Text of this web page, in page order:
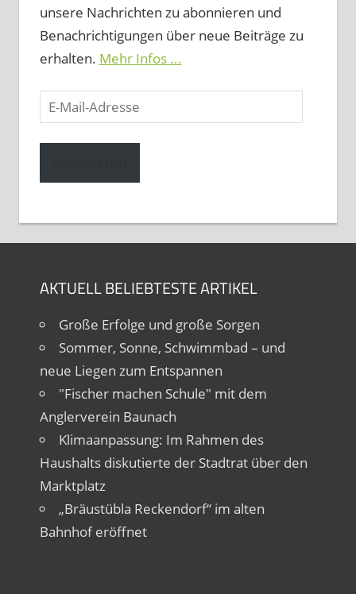
unsere Nachrichten zu abonnieren und
Benachrichtigungen über neue Beiträge zu
erhalten. Mehr Infos ...
E-
Mail-
Adresse
AKTUELL BELIEBTESTE ARTIKEL
Große Erfolge und große Sorgen
Sommer, Sonne, Schwimmbad – und
neue Liegen zum Entspannen
"Fischer machen Schule" mit dem
Anglerverein Baunach
Klimaanpassung: Im Rahmen des
Haushalts diskutierte der Stadtrat über den
Marktplatz
„Bräustübla Reckendorf“ im alten
Bahnhof eröffnet